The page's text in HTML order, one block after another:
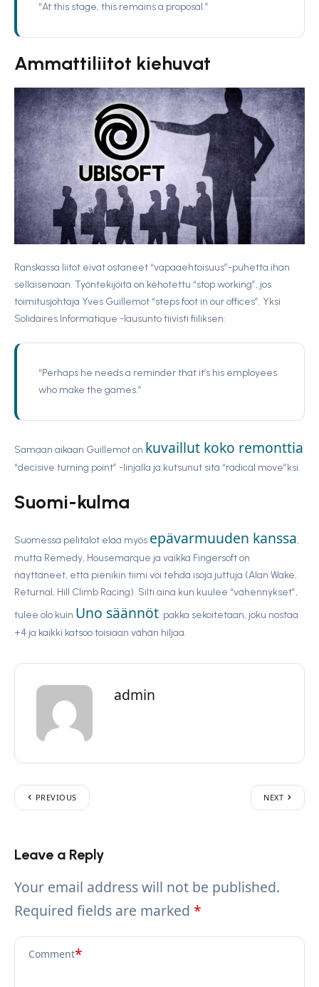
“At this stage, this remains a proposal.”
Ammattiliitot kiehuvat
Ranskassa liitot eivät ostaneet “vapaaehtoisuus”-puhetta ihan
sellaisenaan. Työntekijöitä on kehotettu “stop working”, jos
toimitusjohtaja Yves Guillemot “steps foot in our offices”. Yksi
Solidaires Informatique -lausunto tiivisti fiiliksen:
“Perhaps he needs a reminder that it’s his employees
who make the games.”
Samaan aikaan Guillemot on kuvaillut koko remonttia
“decisive turning point” -linjalla ja kutsunut sitä “radical move”ksi.
Suomi-kulma
Suomessa pelitalot elää myös epävarmuuden kanssa,
mutta Remedy, Housemarque ja vaikka Fingersoft on
näyttäneet, että pienikin tiimi voi tehdä isoja juttuja (Alan Wake,
Returnal, Hill Climb Racing). Silti aina kun kuulee “vähennykset”,
tulee olo kuin Uno säännöt: pakka sekoitetaan, joku nostaa
+4 ja kaikki katsoo toisiaan vähän hiljaa.
admin
PREVIOUS NEXT
Leave a Reply
Your email address will not be published.
Required fields are marked *
Comment*